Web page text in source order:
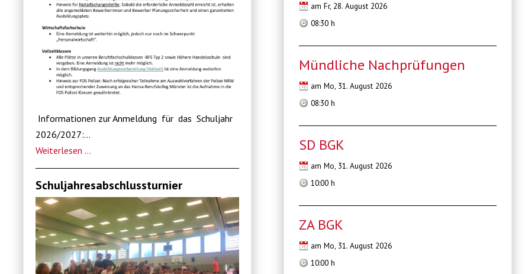
Informationen zur Anmeldung für das Schuljahr
2026/2027:...
Weiterlesen …
Schuljahresabschlussturnier
am Fr, 28. August 2026
08:30 h
Mündliche Nachprüfungen
am Mo, 31. August 2026
08:30 h
SD BGK
am Mo, 31. August 2026
10:00 h
ZA BGK
am Mo, 31. August 2026
10:00 h